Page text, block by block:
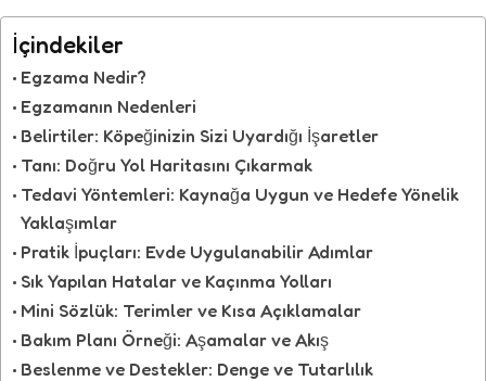
İçindekiler
Egzama Nedir?
Egzamanın Nedenleri
Belirtiler: Köpeğinizin Sizi Uyardığı İşaretler
Tanı: Doğru Yol Haritasını Çıkarmak
Tedavi Yöntemleri: Kaynağa Uygun ve Hedefe Yönelik
Yaklaşımlar
Pratik İpuçları: Evde Uygulanabilir Adımlar
Sık Yapılan Hatalar ve Kaçınma Yolları
Mini Sözlük: Terimler ve Kısa Açıklamalar
Bakım Planı Örneği: Aşamalar ve Akış
Beslenme ve Destekler: Denge ve Tutarlılık